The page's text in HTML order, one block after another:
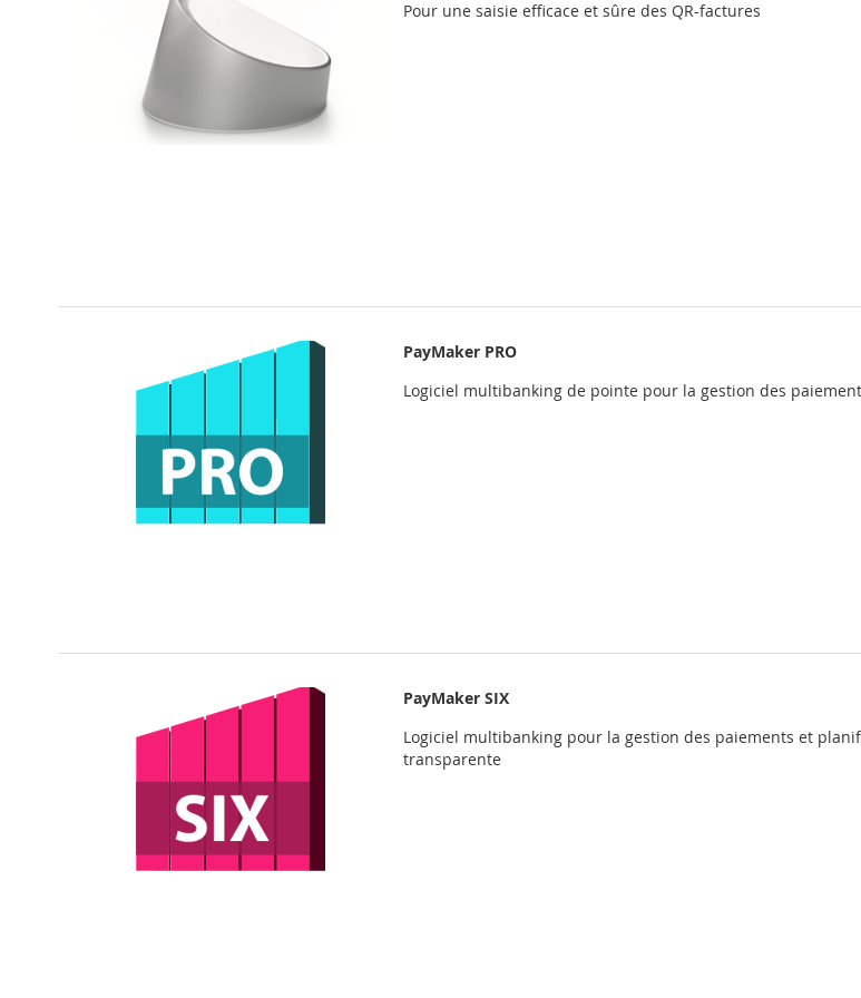
Pour une saisie efficace et sûre des QR-factures
PayMaker PRO
Logiciel multibanking de pointe pour la gestion des
PayMaker SIX
Logiciel multibanking pour la gestion des paiements et
transparente